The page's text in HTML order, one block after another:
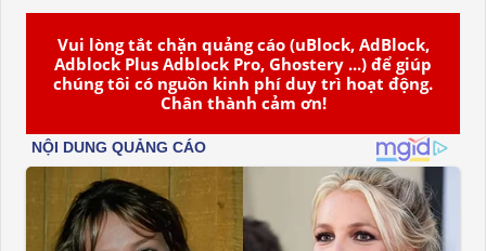
Vui lòng tắt chặn quảng cáo (uBlock, AdBlock,
Adblock Plus Adblock Pro, Ghostery ...) để giúp
chúng tôi có nguồn kinh phí duy trì hoạt động.
Chân thành cảm ơn!